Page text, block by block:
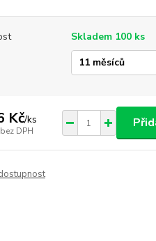
Skladem 100 ks
Kč/ks
bez DPH